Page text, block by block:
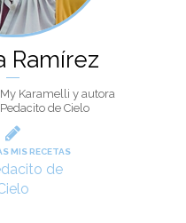
Ramírez
Karamelli y autora
de Cielo
MIS RECETAS
de